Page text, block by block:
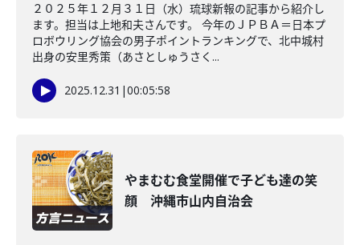
２０２５年１２月３１日（水）琉球新報の記事から紹介し
ます。担当は上地和夫さんです。 今年のＪＰＢＡ＝日本プ
ロボウリング協会の男子ポイントランキングで、北中城村
出身の安里秀策（あさとしゅうさく...
2025.12.31 |00:05:58
やまむむ食堂開催で子ども達の笑
顔 沖縄市山内自治会